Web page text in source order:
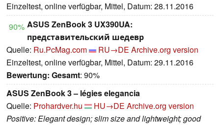
Einzeltest, online verfügbar, Mittel, Datum: 28.11.2016
90% ASUS ZenBook 3 UX390UA:
представительский шедевр
Quelle: Ru.PcMag.com RU→DE Archive.org version
Einzeltest, online verfügbar, Mittel, Datum: 29.11.2016
Bewertung: Gesamt: 90%
ASUS ZenBook 3 – légies elegancia
Quelle: Prohardver.hu HU→DE Archive.org version
Positive: Elegant design; slim size and lightweight; good